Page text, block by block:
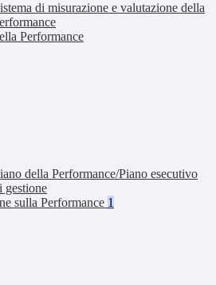
di misurazione e valutazione della
Performance
della Performance/Piano esecutivo
gestione
sulla Performance 1